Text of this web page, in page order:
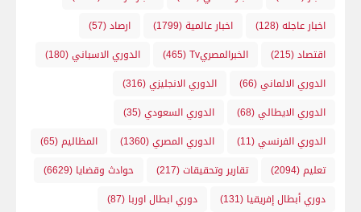
اخبار عاجله(128) اخبار عالمية(1799) ارصاد(57)
اقتصاد(215) الخبرالمصريTv (465) الدوري الاسباني(180)
الدوري الالماني(66) الدوري الانجليزي(316)
الدوري الايطالي(68) الدوري السعودي(35)
الدوري الفرنسي(11) الدوري المصري(1360) المظاليم(65)
تعليم(2094) تقارير وتحقيقات(217) حوادث وقضايا (6629)
دوري أبطال إفريقيا (131) دوري ابطال اوربا (87)